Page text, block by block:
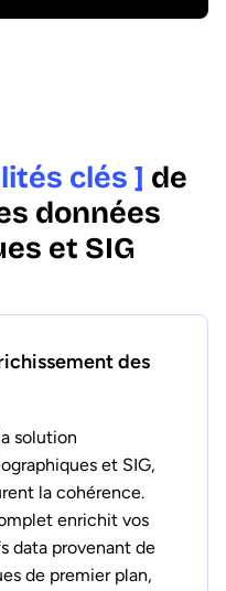
clés ] de
données
et SIG
des
solution
et SIG,
la cohérence.
enrichit vos
data provenant de
de premier plan,